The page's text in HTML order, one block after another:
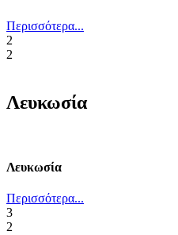
Περισσότερα...
2
2
Λευκωσία
Λευκωσία
Περισσότερα...
3
2